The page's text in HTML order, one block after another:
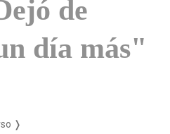
de
día más"
❭